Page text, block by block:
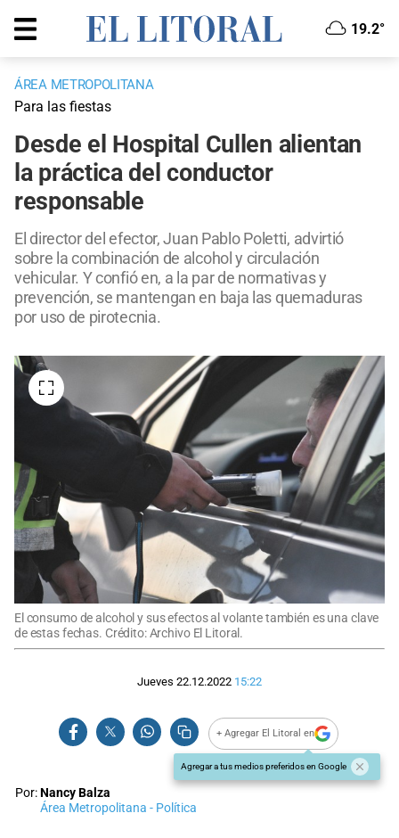
19.2°
ÁREA METROPOLITANA
Para las fiestas
Desde el Hospital Cullen alientan
la práctica del conductor
responsable
El director del efector, Juan Pablo Poletti, advirtió
sobre la combinación de alcohol y circulación
vehicular. Y confió en, a la par de normativas y
prevención, se mantengan en baja las quemaduras
por uso de pirotecnia.
El consumo de alcohol y sus efectos al volante también es una clave
de estas fechas. Crédito: Archivo El Litoral.
Jueves 22.12.2022 15:22
+ Agregar El Litoral en
Agregar a tus medios preferidos en Google
Por:Nancy Balza
Área Metropolitana - Política